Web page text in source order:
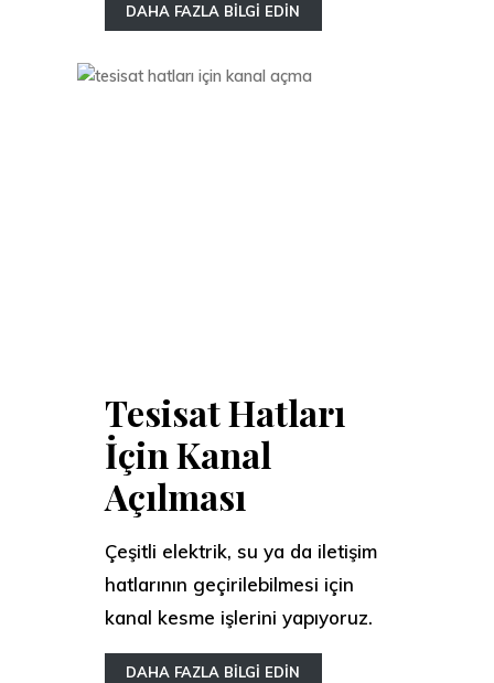
DAHA FAZLA BİLGİ EDİN
Tesisat Hatları
İçin Kanal
Açılması
Çeşitli elektrik, su ya da iletişim
hatlarının geçirilebilmesi için
kanal kesme işlerini yapıyoruz.
DAHA FAZLA BİLGİ EDİN